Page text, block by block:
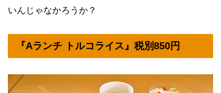
いんじゃなかろうか？
『Aランチ トルコライス』税別850円